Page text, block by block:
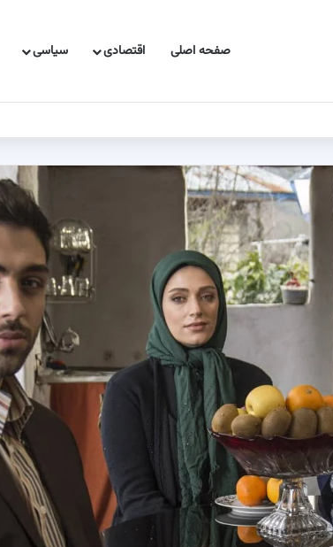
صفحه اصلی اقتصادی سیاسی